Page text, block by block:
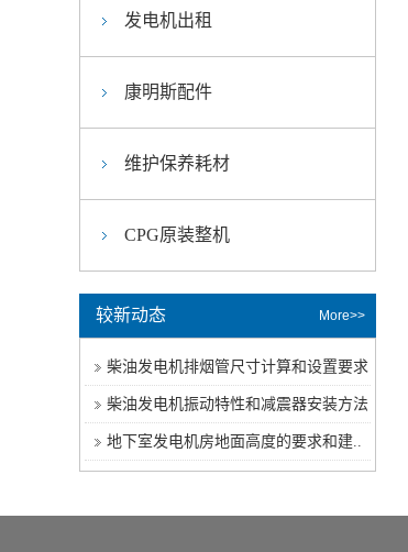
发电机出租
康明斯配件
维护保养耗材
CPG原装整机
较新动态 More>>
柴油发电机排烟管尺寸计算和设置要求
柴油发电机振动特性和减震器安装方法
地下室发电机房地面高度的要求和建..